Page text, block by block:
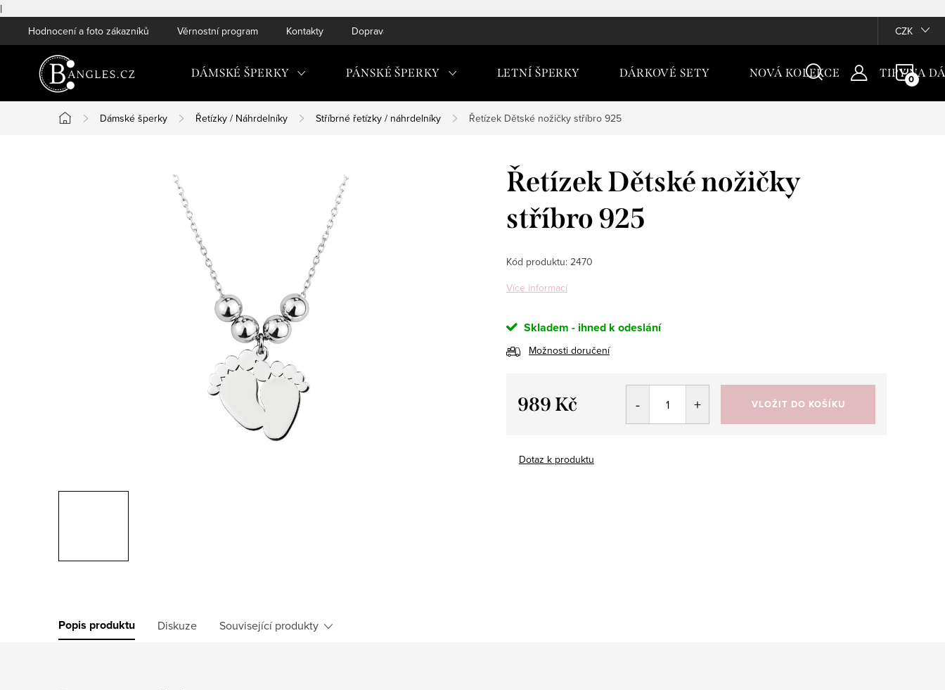
|
na
Hodnocení a foto zákazníků Věrnostní program Kontakty Doprava do ČR a SK CZK
DÁMSKÉ ŠPERKY PÁNSKÉ ŠPERKY LETNÍ ŠPERKY DÁRKOVÉ SETY NOVÁ KOLEKCE TIPY NA
Domů
Dámské šperky Řetízky / Náhrdelníky Stříbrné řetízky / náhrdelníky Řetízek Dětské nožičky stříbro 925
Řetízek Dětské nožičky
stříbro 925
Kód produktu: 2470
Více informací
Skladem - ihned k odeslání
Možnosti doručení
989 Kč VLOŽIT DO KOŠÍKU
Dotaz k produktu
Popis produktu Diskuze Související produkty